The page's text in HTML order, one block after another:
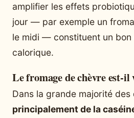
amplifier les effets
jour — par exemple un
le midi — constituent un bon
calorique.
Le fromage de chèvre est-il
Dans la grande majorité des
principalement de la